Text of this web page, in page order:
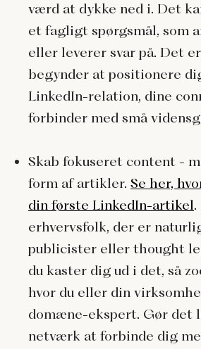
værd at dykke ned i. Det
et fagligt spørgsmål, som
eller leverer svar på. Det er
begynder at positionere
LinkedIn-relation, dine
forbinder med små
Skab fokuseret content -
form af artikler. Se her,
din første LinkedIn-artikel
erhvervsfolk, der er
publicister eller thought
du kaster dig ud i det, så
hvor du eller din
domæne-ekspert. Gør det
netværk at forbinde dig